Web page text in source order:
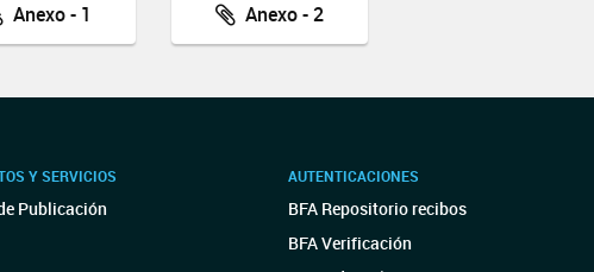
Anexo - 1 Anexo - 2
Y SERVICIOS
Publicación
AUTENTICACIONES
BFA Repositorio recibos
BFA Verificación